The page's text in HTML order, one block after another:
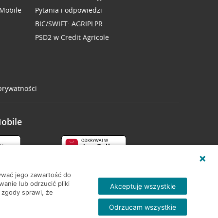
Pytania i odpowiedzi
BIC/SWIFT: AGRIPLPR
PSD2 w Credit Agricole
jego zawartość do
lub odrzucić pliki
sprawi, że
Akceptuję wszystkie
Odrzucam wszystkie